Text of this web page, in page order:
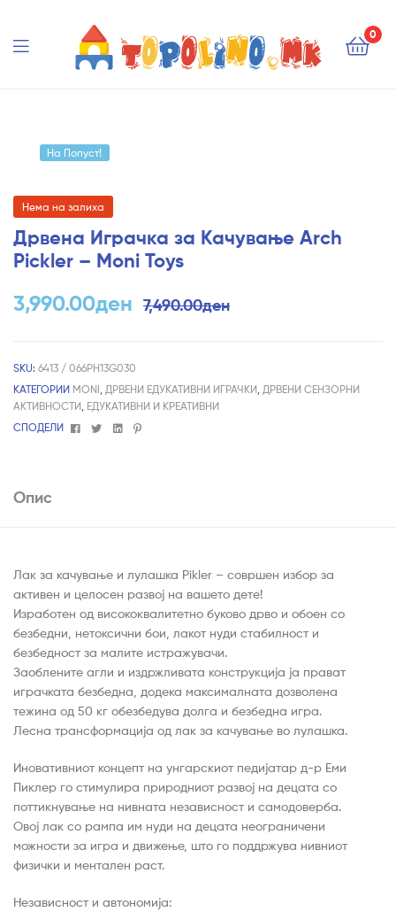
0
На Попуст!
Нема на залиха
Дрвена Играчка за Качување Arch
Pickler – Moni Toys
7,490.00ден
3,990.00ден
SKU: 6413 / 066PH13G030
КАТЕГОРИИ MONI ДРВЕНИ ЕДУКАТИВНИ ИГРАЧКИ ДРВЕНИ СЕНЗОРНИ
АКТИВНОСТИ ЕДУКАТИВНИ И КРЕАТИВНИ
СПОДЕЛИ
FacebookTwitterLinkedin
Pinterest
Опис
Лак за качување и лулашка Pikler – совршен избор за
активен и целосен развој на вашето дете!
Изработен од висококвалитетно буково дрво и обоен со
безбедни, нетоксични бои, лакот нуди стабилност и
безбедност за малите истражувачи.
Заоблените агли и издржливата конструкција ја прават
играчката безбедна, додека максималната дозволена
тежина од 50 кг обезбедува долга и безбедна игра.
Лесна трансформација од лак за качување во лулашка.
Иновативниот концепт на унгарскиот педијатар д-р Еми
Пиклер го стимулира природниот развој на децата со
поттикнување на нивната независност и самодоверба.
Овој лак со рампа им нуди на децата неограничени
можности за игра и движење, што го поддржува нивниот
физички и ментален раст.
Независност и автономија: